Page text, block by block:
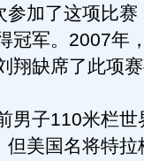
加了这项比
冠军。2007年
翔缺席了此项
子110米栏世
美国名将特拉